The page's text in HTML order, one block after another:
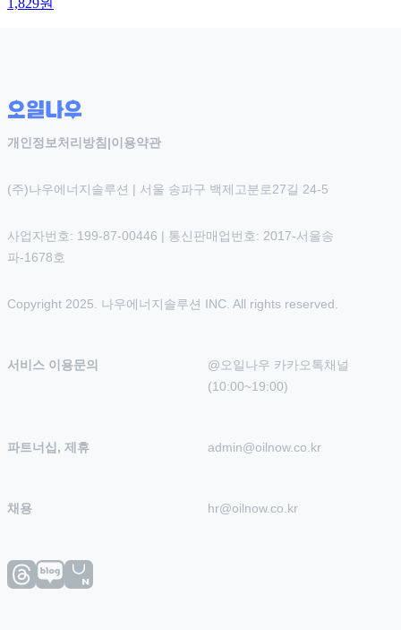
개인정보처리방침|이용약관
(주)나우에너지솔루션 | 서울 송파구 백제고분로27길 24-5
사업자번호: 199-87-00446 | 통신판매업번호: 2017-서울송
파-1678호
Copyright 2025. 나우에너지솔루션 INC. All rights reserved.
서비스 이용문의
@오일나우 카카오톡채널
(10:00~19:00)
파트너십, 제휴 admin@oilnow.co.kr
채용 hr@oilnow.co.kr